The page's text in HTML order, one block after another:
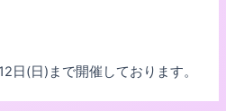
日(日)まで開催しております。